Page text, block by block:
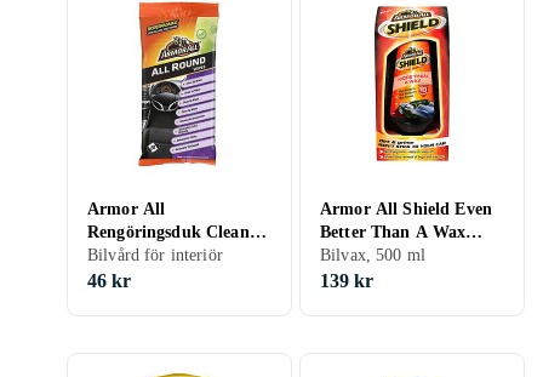
Armor All
Rengöringsduk Clean-
Up Wipes Flatpack 672
Bilvård för interiör
46 kr
Armor All Shield Even
Better Than A Wax
500ml
Bilvax, 500 ml
139 kr